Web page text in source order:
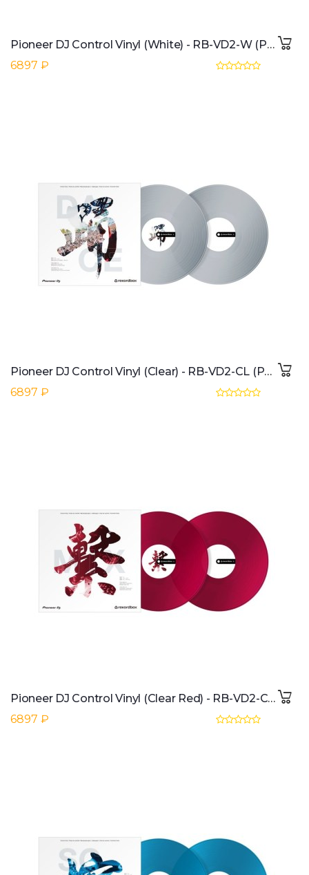
Pioneer DJ Control Vinyl (White) - RB-VD2-W (Pair)
6897 ₽
Pioneer DJ Control Vinyl (Clear) - RB-VD2-CL (Pair)
6897 ₽
Pioneer DJ Control Vinyl (Clear Red) - RB-VD2-CR (Pair)
6897 ₽